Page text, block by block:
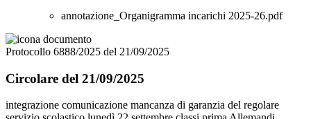
annotazione_Organigramma incarichi 2025-26.pdf
Protocollo 6888/2025 del 21/09/2025
Circolare del 21/09/2025
integrazione comunicazione mancanza di garanzia del regolare